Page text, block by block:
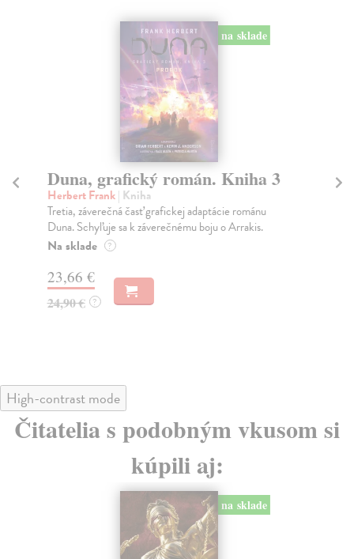
na sklade
Duna, grafický román. Kniha 3
Herbert Frank| Kniha
Tretia, záverečná časť grafickej adaptácie románu
Duna. Schyľuje sa k záverečnému boju o Arrakis.
Na sklade ?
23,66 €
24,90 € ?
High-contrast mode
Čitatelia s podobným vkusom si
kúpili aj: